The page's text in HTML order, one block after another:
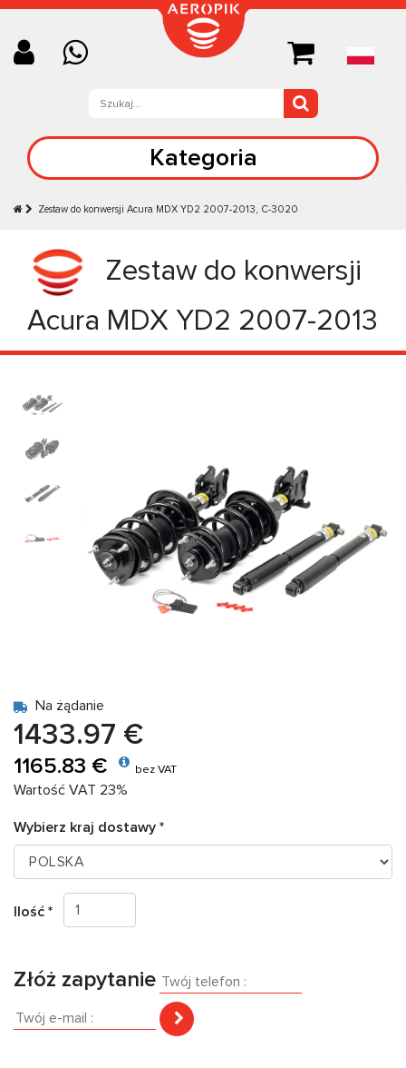
Kategoria
Zestaw do konwersji Acura MDX YD2 2007-2013, C-3020
Zestaw do konwersji
Acura MDX YD2 2007-2013
Na żądanie
1433.97 €
1165.83 € bez VAT
Wartość VAT 23%
Wybierz kraj dostawy *
Ilość *
Złóż zapytanie